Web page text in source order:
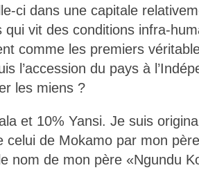
ci dans une capitale
qui vit des conditions infra-
comme les premiers
l’accession du pays à
les miens ?
et 10% Yansi. Je suis
celui de Mokamo par mon
nom de mon père «Ngundu